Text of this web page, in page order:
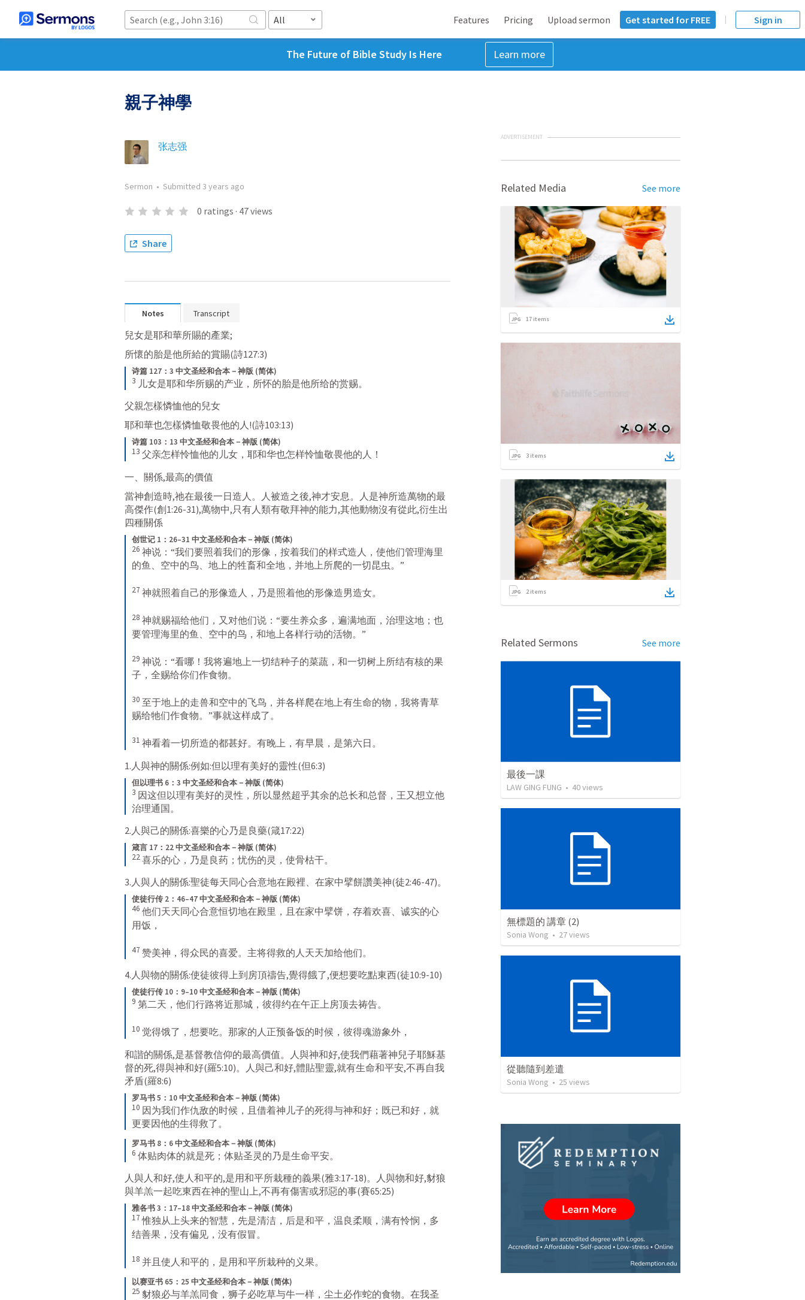
All Features Pricing Upload sermon Get started for FREE Sign in
The Future of Bible Study Is Here Learn more
親子神學
张志强
Sermon • Submitted 3 years ago
0 ratings · 47views
Share
Notes Transcript
兒女是耶和華所賜的產業;
所懷的胎是他所給的賞賜(詩127:3)
诗篇 127：3 中文圣经和合本－神版 (简体)
3 儿女是耶和华所赐的产业，所怀的胎是他所给的赏赐。
父親怎樣憐恤他的兒女
耶和華也怎樣憐恤敬畏他的人!(詩103:13)
诗篇 103：13 中文圣经和合本－神版 (简体)
13 父亲怎样怜恤他的儿女，耶和华也怎样怜恤敬畏他的人！
一、關係,最高的價值
當神創造時,祂在最後一日造人。人被造之後,神才安息。人是神所造萬物的最
高傑作(創1:26-31),萬物中,只有人類有敬拜神的能力,其他動物沒有從此,衍生出
四種關係
创世记 1：26–31 中文圣经和合本－神版 (简体)
26 神说：“我们要照着我们的形像，按着我们的样式造人，使他们管理海里
的鱼、空中的鸟、地上的牲畜和全地，并地上所爬的一切昆虫。”
27 神就照着自己的形像造人，乃是照着他的形像造男造女。
28 神就赐福给他们，又对他们说：“要生养众多，遍满地面，治理这地；也
要管理海里的鱼、空中的鸟，和地上各样行动的活物。”
29 神说：“看哪！我将遍地上一切结种子的菜蔬，和一切树上所结有核的果
子，全赐给你们作食物。
30 至于地上的走兽和空中的飞鸟，并各样爬在地上有生命的物，我将青草
赐给牠们作食物。”事就这样成了。
31 神看着一切所造的都甚好。有晚上，有早晨，是第六日。
1.人與神的關係:例如:但以理有美好的靈性(但6:3)
但以理书 6：3 中文圣经和合本－神版 (简体)
3 因这但以理有美好的灵性，所以显然超乎其余的总长和总督，王又想立他
治理通国。
2.人與己的關係:喜樂的心乃是良藥(箴17:22)
箴言 17：22 中文圣经和合本－神版 (简体)
22喜乐的心，乃是良药；忧伤的灵，使骨枯干。
3.人與人的關係:聖徒每天同心合意地在殿裡、在家中擘餅讚美神(徒2:46-47)。
使徒行传 2：46–47 中文圣经和合本－神版 (简体)
46 他们天天同心合意恒切地在殿里，且在家中擘饼，存着欢喜、诚实的心
用饭，
47 赞美神，得众民的喜爱。主将得救的人天天加给他们。
4.人與物的關係:使徒彼得上到房頂禱告,覺得餓了,便想要吃點東西(徒10:9-10)
使徒行传 10：9–10 中文圣经和合本－神版 (简体)
9 第二天，他们行路将近那城，彼得约在午正上房顶去祷告。
10 觉得饿了，想要吃。那家的人正预备饭的时候，彼得魂游象外，
和諧的關係,是基督教信仰的最高價值。人與神和好,使我們藉著神兒子耶穌基
督的死,得與神和好(羅5:10)。人與己和好,體貼聖靈,就有生命和平安,不再自我
矛盾(羅8:6)
罗马书 5：10 中文圣经和合本－神版 (简体)
10 因为我们作仇敌的时候，且借着神儿子的死得与神和好；既已和好，就
更要因他的生得救了。
罗马书 8：6 中文圣经和合本－神版 (简体)
6 体贴肉体的就是死；体贴圣灵的乃是生命平安。
人與人和好,使人和平的,是用和平所栽種的義果(雅3:17-18)。人與物和好,豺狼
與羊羔一起吃東西在神的聖山上,不再有傷害或邪惡的事(賽65:25)
雅各书 3：17–18 中文圣经和合本－神版 (简体)
17 惟独从上头来的智慧，先是清洁，后是和平，温良柔顺，满有怜悯，多
结善果，没有偏见，没有假冒。
18 并且使人和平的，是用和平所栽种的义果。
以赛亚书 65：25 中文圣经和合本－神版 (简体)
25 豺狼必与羊羔同食，狮子必吃草与牛一样，尘土必作蛇的食物。在我圣
ADVERTISEMENT
Related Media See more
17 items
3 items
2items
Related Sermons See more
最後一課
LAW GING FUNG • 40views
無標題的 講章 (2)
Sonia Wong • 27views
從聽隨到差遣
Sonia Wong • 25 views